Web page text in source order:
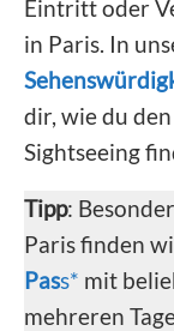
Eintritt oder
in Paris. In
dir, wie du
Sightseeing
Tipp:
Paris finden
Pass* mit
mehreren